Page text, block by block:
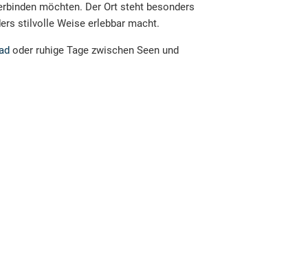
möchten. Der Ort steht besonders
stilvolle Weise erlebbar macht.
oder ruhige Tage zwischen Seen und